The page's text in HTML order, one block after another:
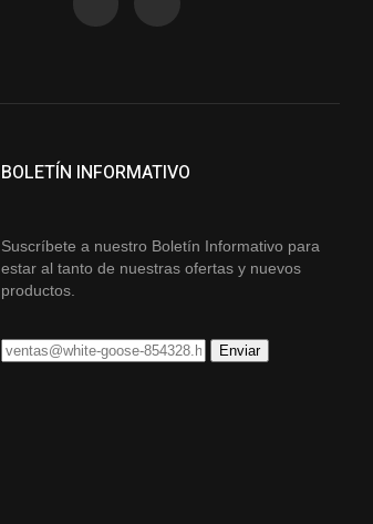
BOLETÍN INFORMATIVO
Suscríbete a nuestro Boletín Informativo para
estar al tanto de nuestras ofertas y nuevos
productos.